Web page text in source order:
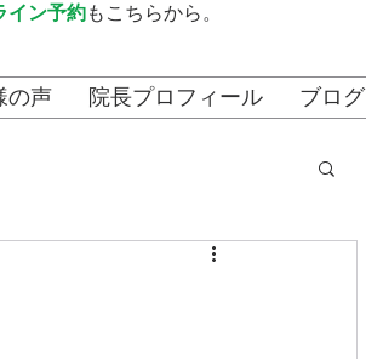
イン予約もこちらから。
の声 院長プロフィール ブログ